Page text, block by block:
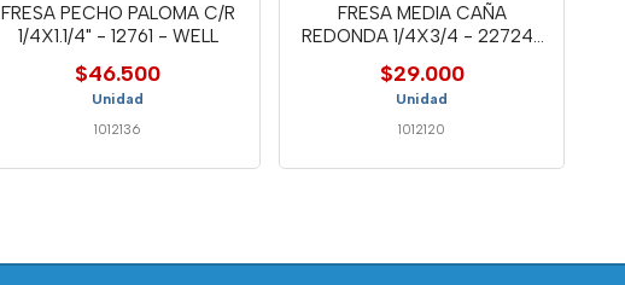
FRESA PECHO PALOMA C/R
1/4X1.1/4" - 12761 - WELL
$46.500
Unidad
1012136
FRESA MEDIA CAÑA
REDONDA 1/4X3/4 - 22724-
$29.000
Unidad
1012120